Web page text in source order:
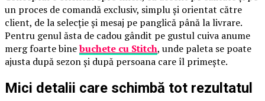
un proces de comandă exclusiv, simplu și orientat către
client, de la selecție și mesaj pe panglică până la livrare.
Pentru genul ăsta de cadou gândit pe gustul cuiva anume
merg foarte binebuchete cu Stitch, unde paleta se poate
ajusta după sezon și după persoana care îl primește.
Mici detalii care schimbă tot rezultatul